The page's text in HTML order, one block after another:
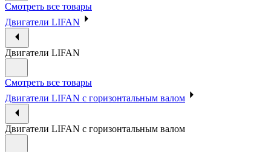
Смотреть все товары
Двигатели LIFAN
Двигатели LIFAN
Смотреть все товары
Двигатели LIFAN с горизонтальным валом
Двигатели LIFAN с горизонтальным валом